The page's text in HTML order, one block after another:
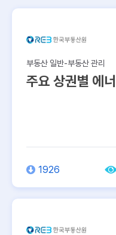
부동산 일반-부동산 관리
주요 상권별 에
1926